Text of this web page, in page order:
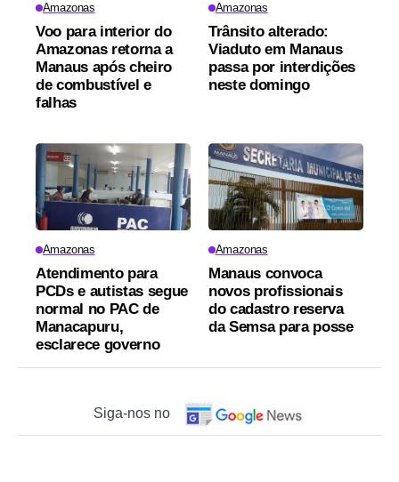
Amazonas
Voo para interior do
Amazonas retorna a
Manaus após cheiro
de combustível e
falhas
Amazonas
Trânsito alterado:
Viaduto em Manaus
passa por interdições
neste domingo
Amazonas
Atendimento para
PCDs e autistas segue
normal no PAC de
Manacapuru,
esclarece governo
Amazonas
Manaus convoca
novos profissionais
do cadastro reserva
da Semsa para posse
Siga-nos no